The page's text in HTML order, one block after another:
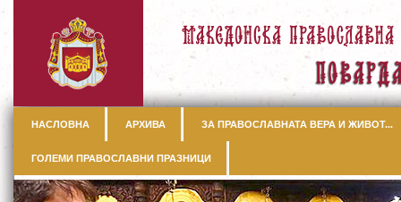
НАСЛОВНА АРХИВА ЗА ПРАВОСЛАВНАТА ВЕРА И ЖИВОТ...
ГОЛЕМИ ПРАВОСЛАВНИ ПРАЗНИЦИ